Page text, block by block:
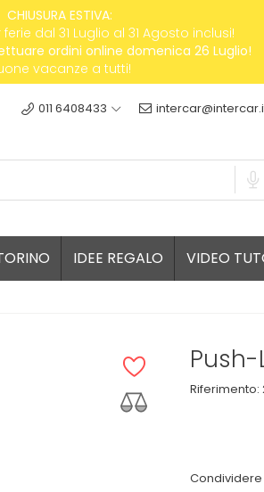
CHIUSURA ESTIVA:
dal 31 Luglio al 31 Agosto inclusi!
ordini online domenica 26 Luglio!
vacanze a tutti!
011 6408433
IDEE REGALO VIDEO
Riferimento:
Condividere